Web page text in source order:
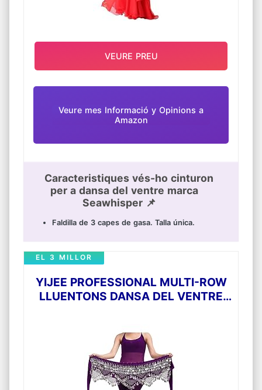
Veure mes Informació y Opinions a
Amazon
Caracteristiques vés-ho cinturon
per a dansa del ventre marca
Seawhisper 📌
Faldilla de 3 capes de gasa. Talla única.
VEURE PREU
YIJEE PROFESSIONAL MULTI-ROW
LLUENTONS DANSA DEL VENTRE
EL 3 MILLOR